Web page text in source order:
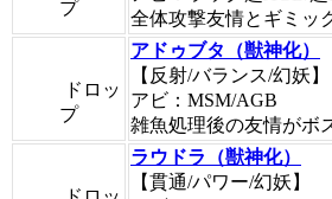
プ
全体攻撃友情とギミッ
ドロッ
プ
アドゥブタ（獣神化）
【反射/バランス/幻妖】
アビ：MSM/AGB
雑魚処理後の友情がボ
ラウドラ（獣神化）
【貫通/パワー/幻妖】